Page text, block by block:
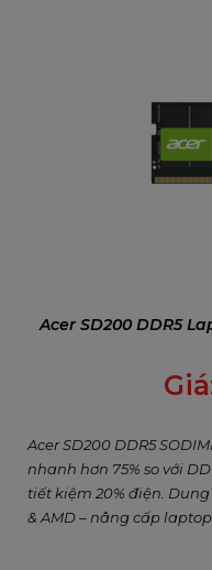
Acer SD200 DDR5
Acer SD200 DDR5
nhanh hơn 75% so với
tiết kiệm 20% điện.
& AMD – nâng cấp